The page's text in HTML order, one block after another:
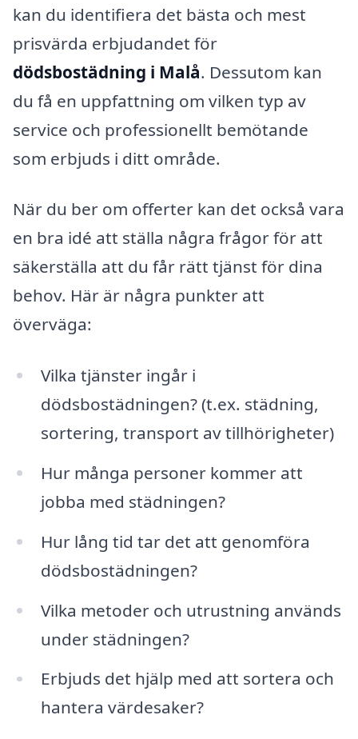
kan du identifiera det bästa och mest
prisvärda erbjudandet för
dödsbostädning i Malå. Dessutom kan
du få en uppfattning om vilken typ av
service och professionellt bemötande
som erbjuds i ditt område.
När du ber om offerter kan det också vara
en bra idé att ställa några frågor för att
säkerställa att du får rätt tjänst för dina
behov. Här är några punkter att
överväga:
Vilka tjänster ingår i
dödsbostädningen? (t.ex. städning,
sortering, transport av tillhörigheter)
Hur många personer kommer att
jobba med städningen?
Hur lång tid tar det att genomföra
dödsbostädningen?
Vilka metoder och utrustning används
under städningen?
Erbjuds det hjälp med att sortera och
hantera värdesaker?